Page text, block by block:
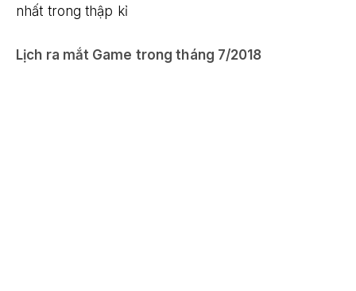
nhất trong thập kỉ
Lịch ra mắt Game trong tháng 7/2018